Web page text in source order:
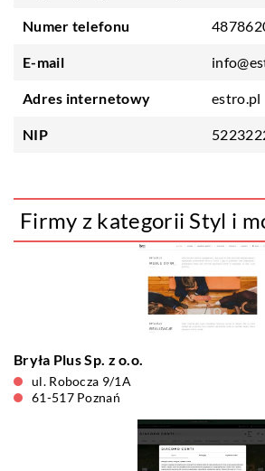
Numer telefonu
E-mail
Adres internetowy estro.pl
NIP
Firmy z kategorii Styl i
Bryła Plus Sp. z o.o.
ul. Robocza 9/1A
61-517 Poznań